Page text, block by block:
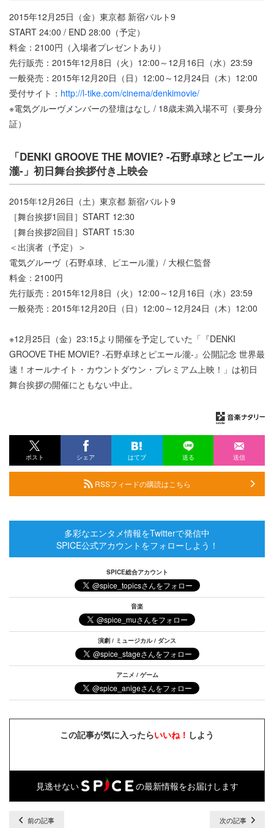
2015年12月25日（金）東京都 新宿バルト9
START 24:00 / END 28:00（予定）
料金：2100円（入場者プレゼントあり）
先行販売：2015年12月8日（火）12:00～12月16日（水）23:59
一般発売：2015年12月20日（日）12:00～12月24日（木）12:00
受付サイト： http://l-tike.com/cinema/denkimovie/
※電気グルーヴメンバーの登壇はなし / 18歳未満入場不可（要身分
証）
「DENKI GROOVE THE MOVIE? -石野卓球とピエール
瀧-」初日舞台挨拶付き上映会
2015年12月26日（土）東京都 新宿バルト9
［舞台挨拶1回目］START 12:30
［舞台挨拶2回目］START 15:30
＜出演者（予定）＞
電気グルーヴ（石野卓球、ピエール瀧）/ 大根仁監督
料金：2100円
先行販売：2015年12月8日（火）12:00～12月16日（水）23:59
一般発売：2015年12月20日（日）12:00～12月24日（木）12:00
※12月25日（金）23:15より開催を予定していた「『DENKI
GROOVE THE MOVIE? -石野卓球とピエール瀧-』公開記念 世界最
速！オールナイト・カウントダウン・プレミアム上映！」は初日
舞台挨拶の開催にともない中止。
ポスト シェア はてブ 送る 送信
RSSフィードの購読はこちら
多彩なエンタメ情報をTwitterで発信中
SPICE公式アカウントをフォローしよう！
SPICE総合アカウント
音楽
演劇 / ミュージカル / ダンス
アニメ / ゲーム
この記事が気に入ったらいいね！ しよう
見逃せない の最新情報をお届けします
前の記事 次の記事